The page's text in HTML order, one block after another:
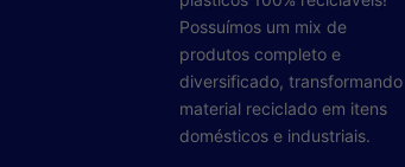
Possuímos um mix de
produtos completo e
diversificado, transformando
material reciclado em itens
domésticos e industriais.